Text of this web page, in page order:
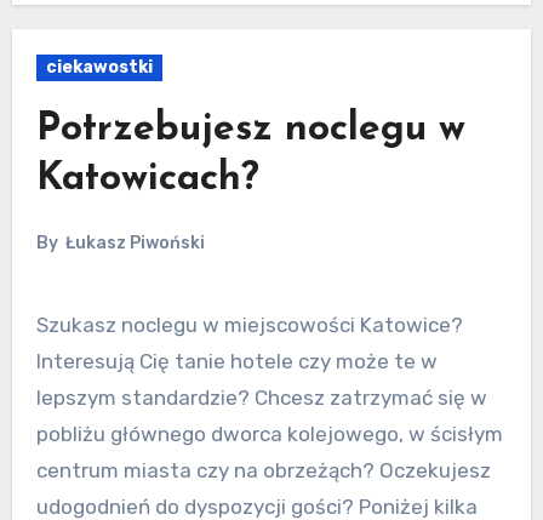
ciekawostki
Potrzebujesz noclegu w
Katowicach?
By Łukasz Piwoński
Szukasz noclegu w miejscowości Katowice?
Interesują Cię tanie hotele czy może te w
lepszym standardzie? Chcesz zatrzymać się w
pobliżu głównego dworca kolejowego, w ścisłym
centrum miasta czy na obrzeżąch? Oczekujesz
udogodnień do dyspozycji gości? Poniżej kilka